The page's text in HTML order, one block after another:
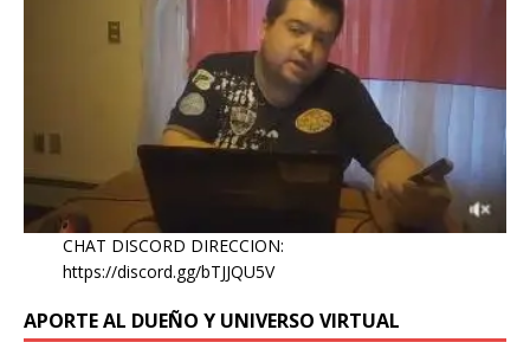
CHAT DISCORD DIRECCION:
https://discord.gg/bTJJQU5V
APORTE AL DUEÑO Y UNIVERSO VIRTUAL